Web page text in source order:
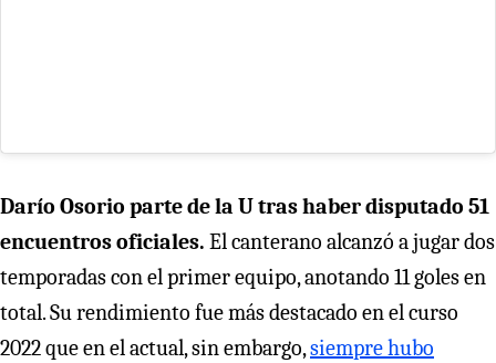
Darío Osorio parte de la U tras haber disputado 51
encuentros oficiales. El canterano alcanzó a jugar dos
temporadas con el primer equipo, anotando 11 goles en
total. Su rendimiento fue más destacado en el curso
2022 que en el actual, sin embargo,siempre hubo